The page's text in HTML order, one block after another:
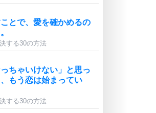
とで、愛を確かめるの
する30の方法
っちゃいけない」と思っ
もう恋は始まってい
する30の方法